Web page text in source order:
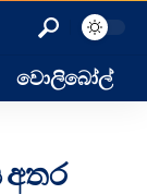
වොලිබෝල්
අතර